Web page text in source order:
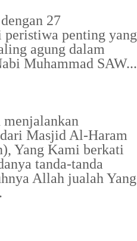
27
penting yang
agung dalam
Muhammad SAW...
Masjid Al-Haram
Yang Kami berkati
tanda-tanda
Allah jualah Yang